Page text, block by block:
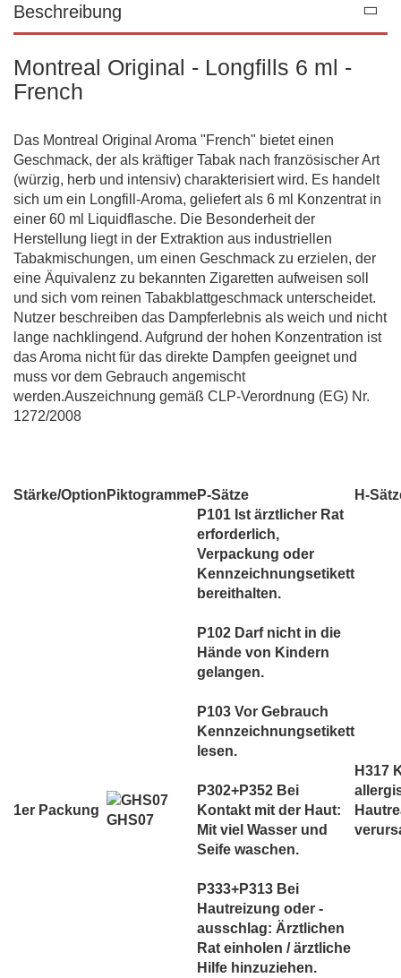
Beschreibung
Montreal Original - Longfills 6 ml -
French
Das Montreal Original Aroma "French" bietet einen
Geschmack, der als kräftiger Tabak nach französischer Art
(würzig, herb und intensiv) charakterisiert wird. Es handelt
sich um ein Longfill-Aroma, geliefert als 6 ml Konzentrat in
einer 60 ml Liquidflasche. Die Besonderheit der
Herstellung liegt in der Extraktion aus industriellen
Tabakmischungen, um einen Geschmack zu erzielen, der
eine Äquivalenz zu bekannten Zigaretten aufweisen soll
und sich vom reinen Tabakblattgeschmack unterscheidet.
Nutzer beschreiben das Dampferlebnis als weich und nicht
lange nachklingend. Aufgrund der hohen Konzentration ist
das Aroma nicht für das direkte Dampfen geeignet und
muss vor dem Gebrauch angemischt
werden.Auszeichnung gemäß CLP-Verordnung (EG) Nr.
1272/2008
Stärke/Option PiktogrammeP-Sätze H-
1er Packung
GHS07
P101 Ist ärztlicher Rat
erforderlich,
Verpackung oder
Kennzeichnungsetikett
bereithalten.
P102 Darf nicht in die
Hände von Kindern
gelangen.
P103 Vor Gebrauch
Kennzeichnungsetikett
lesen.
P302+P352 Bei
Kontakt mit der Haut:
Mit viel Wasser und
Seife waschen.
P333+P313 Bei
Hautreizung oder -
ausschlag: Ärztlichen
Rat einholen / ärztliche
Hilfe hinzuziehen.
H317